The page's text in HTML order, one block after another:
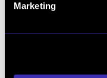
Marketing